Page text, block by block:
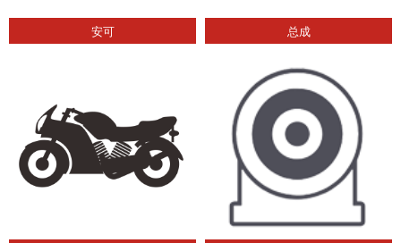
安可 总成